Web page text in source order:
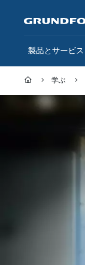
ン
製品とサービス
学ぶ